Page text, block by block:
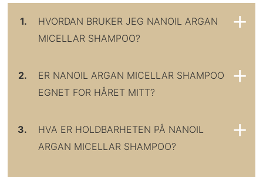
1.
HVORDAN BRUKER JEG NANOIL ARGAN
MICELLAR SHAMPOO?
2.
ER NANOIL ARGAN MICELLAR SHAMPOO
EGNET FOR HÅRET MITT?
3.
HVA ER HOLDBARHETEN PÅ NANOIL
ARGAN MICELLAR SHAMPOO?